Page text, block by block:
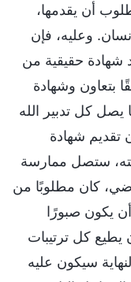
أن يقدمها،
وعليه، فإن
شهادة حقيقية من
بتعاون وشهادة
يصل كل تدبير الله
تقديم شهادة
ستصل ممارسة
كان مطلوبًا من
يكون صبورًا
كل ترتيبات
سيكون عليه